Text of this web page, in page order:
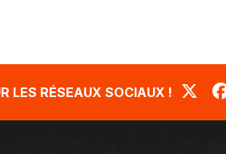
LES RÉSEAUX SOCIAUX !